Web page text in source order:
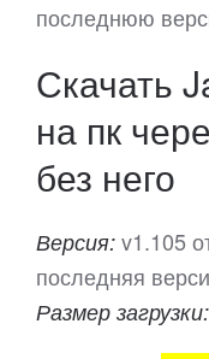
последнюю
Скачать
на пк
без него
Версия: v1.105
последняя
Размер загрузки: